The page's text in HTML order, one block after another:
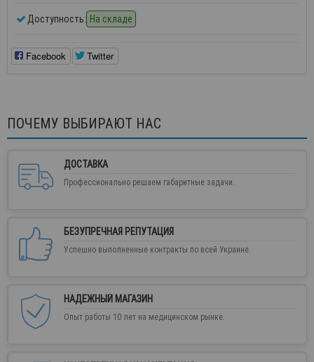
Доступность: На складе
Facebook Twitter
ПОЧЕМУ ВЫБИРАЮТ НАС
ДОСТАВКА
Профессионально решаем габаритные задачи.
БЕЗУПРЕЧНАЯ РЕПУТАЦИЯ
Успешно выполненные контракты по всей Украине.
НАДЕЖНЫЙ МАГАЗИН
Опыт работы 10 лет на медицинском рынке.